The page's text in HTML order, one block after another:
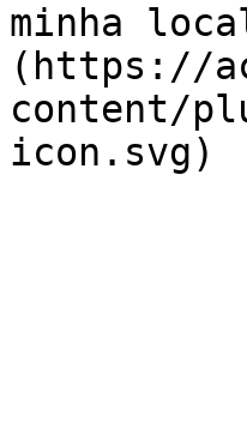
minha
(https://
content/
icon.svg)